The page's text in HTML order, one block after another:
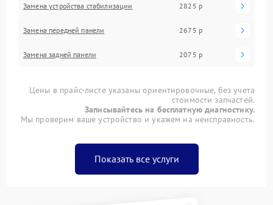
Замена устройства стабилизации 2825 р
Замена передней панели 2675 р
Замена задней панели 2075 р
Цены в прайс-листе указаны ориентировочные, без учета
стоимости запчастей.
Записывайтесь на бесплатную диагностику.
Мы проверим ваше устройство и укажем на неисправность.
Показать все услуги